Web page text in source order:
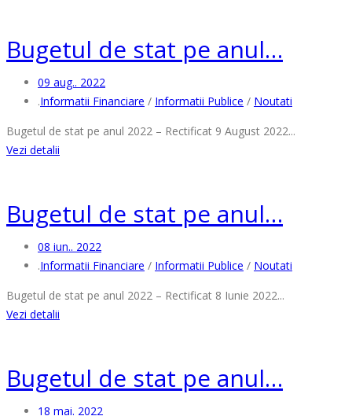
Bugetul de stat pe anul…
09 aug.. 2022
.Informatii Financiare / Informatii Publice / Noutati
Bugetul de stat pe anul 2022 – Rectificat 9 August 2022...
Vezi detalii
Bugetul de stat pe anul…
08 iun.. 2022
.Informatii Financiare / Informatii Publice / Noutati
Bugetul de stat pe anul 2022 – Rectificat 8 Iunie 2022...
Vezi detalii
Bugetul de stat pe anul…
18 mai. 2022